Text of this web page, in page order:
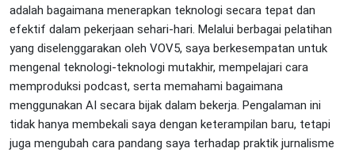
adalah bagaimana menerapkan teknologi secara tepat dan
efektif dalam pekerjaan sehari-hari. Melalui berbagai pelatihan
yang diselenggarakan oleh VOV5, saya berkesempatan untuk
mengenal teknologi-teknologi mutakhir, mempelajari cara
memproduksi podcast, serta memahami bagaimana
menggunakan AI secara bijak dalam bekerja. Pengalaman ini
tidak hanya membekali saya dengan keterampilan baru, tetapi
juga mengubah cara pandang saya terhadap praktik jurnalisme